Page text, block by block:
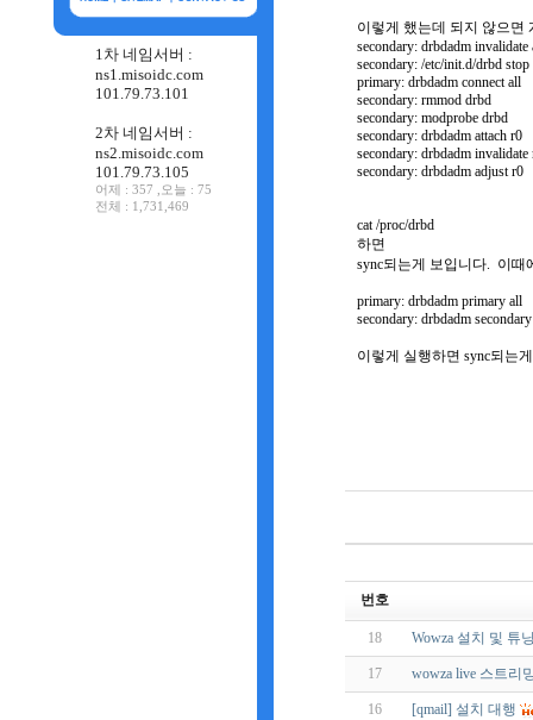
1차 네임서버 :
ns1.misoidc.com
101.79.73.101
2차 네임서버 :
ns2.misoidc.com
101.79.73.105
어제 : 357 ,오늘 : 75
전체 : 1,731,469
이렇게 했는데 되지 않으면
secondary: drbdadm invalidate
secondary: /etc/init.d/drbd stop
primary: drbdadm connect all
secondary: rmmod drbd
secondary: modprobe drbd
secondary: drbdadm attach r0
secondary: drbdadm invalidate
secondary: drbdadm adjust r0
cat /proc/drbd
하면
sync되는게 보입니다. 이때
primary: drbdadm primary all
secondary: drbdadm
이렇게 실행하면 sync되는
번호
18 Wowza 설치 및 튜
17 wowza live 스트리
16 [qmail] 설치 대행